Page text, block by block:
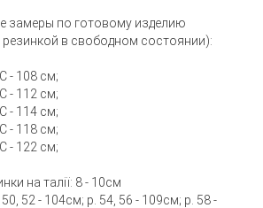
замеры по готовому изделию
в свободном состоянии):
- 108 см;
- 112 см;
- 114 см;
- 118 см;
- 122 см;
на талії: 8 - 10см
52 - 104см; р. 54, 56 - 109см; р. 58 -